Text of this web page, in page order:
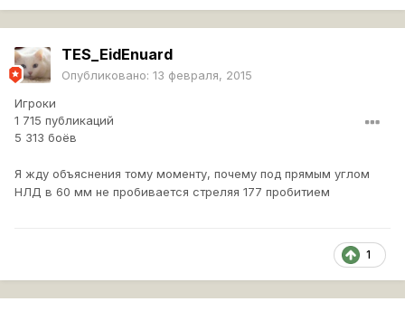
TES_EidEnuard
Опубликовано: 13 февраля, 2015
Игроки
1 715 публикаций
5 313 боёв
Я жду объяснения тому моменту, почему под прямым углом
НЛД в 60 мм не пробивается стреляя 177 пробитием
1